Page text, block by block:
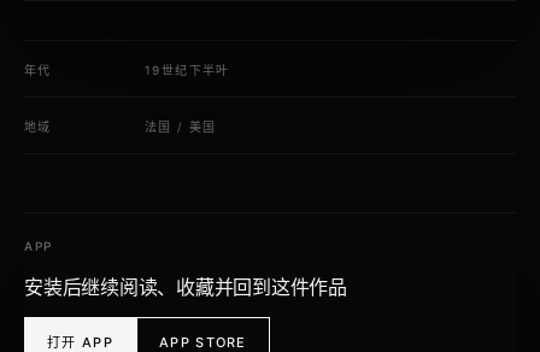
年代 19世纪下半叶
地域 法国 /美国
APP
安装后继续阅读、收藏并回到这件作品
打开 APP APP STORE